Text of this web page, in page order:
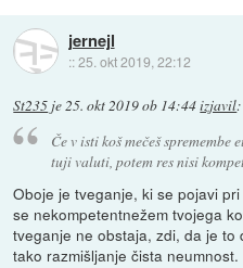
jernejl
::25. okt 2019, 22:12
St235 je25. okt 2019 ob 14:44izjavil:
Če v isti koš mečeš
tuji valuti, potem res nisi
Oboje je tveganje, ki se pojavi
se nekompetentnežem tvojega
tveganje ne obstaja, zdi, da je
tako razmišljanje čista neumnost.